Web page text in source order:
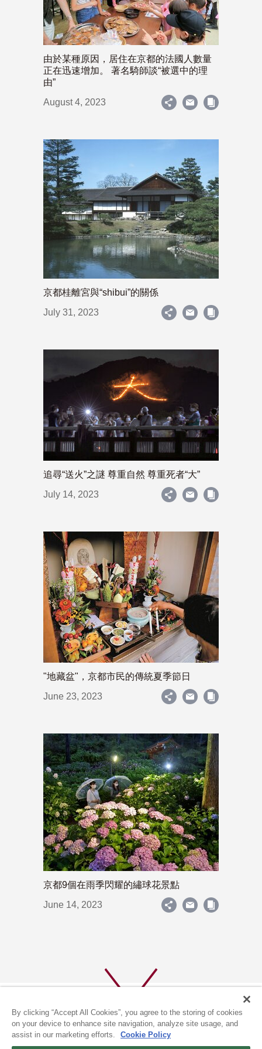
由於某種原因，居住在京都的法國人數量
正在迅速增加。 著名騎師談“被選中的理
由”
August 4, 2023
京都桂離宮與“shibui”的關係
July 31, 2023
追尋“送火”之謎 尊重自然 尊重死者“大”
July 14, 2023
"地藏盆"，京都市民的傳統夏季節日
June 23, 2023
京都9個在雨季閃耀的繡球花景點
June 14, 2023
By clicking “Accept All Cookies”, you agree to the storing of cookies
on your device to enhance site navigation, analyze site usage, and
assist in our marketing efforts.
Cookie Policy